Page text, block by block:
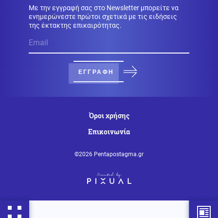
σχέδια επεξεργάζεται το ΥΠΕΘΟ
Μέση Ανατολή
Τραμπ να σταματήσει, αλλιώς θα σας πλήξουμε»
περί ύπαρξης πυρομαχικών στο αεροσκάφος κοντά
στο οποίο βρέθηκε drone
Ιός του Δυτικού Νείλου: 23 νέα κρούσματα, τα
Κόσμος 06.08.2026 - 21:27
Με την εγγραφή σας στο Newsletter μπορείτε να
ενημερώνεστε πρώτοι σχετικά με τις ειδήσεις
της έκτακτης επικαιρότητας.
ΕΓΓΡΑΦΗ
Όροι χρήσης
Επικοινωνία
©2026 Pentapostagma.gr